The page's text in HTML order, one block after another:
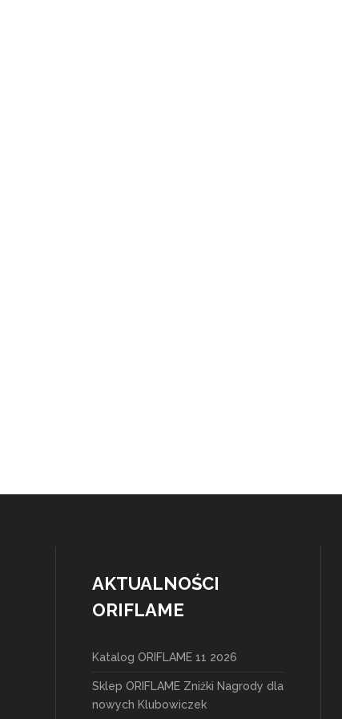
AKTUALNOŚCI
ORIFLAME
Katalog ORIFLAME 11 2026
Sklep ORIFLAME Zniżki Nagrody dla
nowych Klubowiczek